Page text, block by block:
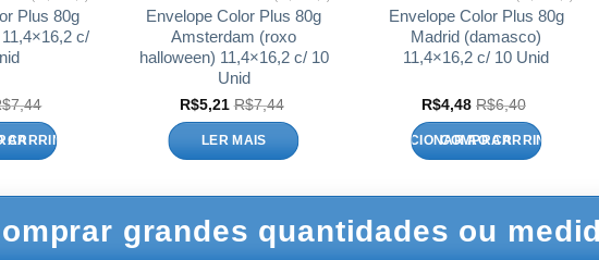
Plus 80g
c/
7,44
CARRINHO
Envelope Color Plus 80g
Amsterdam (roxo
halloween) 11,4×16,2 c/ 10
Unid
R$5,21 R$7,44
LER MAIS
Envelope Color Plus 80g
Madrid (damasco)
11,4×16,2 c/ 10 Unid
R$4,48 R$6,40
ADICIONAR AO CARRINHO
grandes quantidades ou